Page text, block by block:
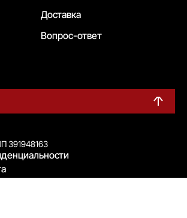
Доставка
Вопрос-ответ
391948163